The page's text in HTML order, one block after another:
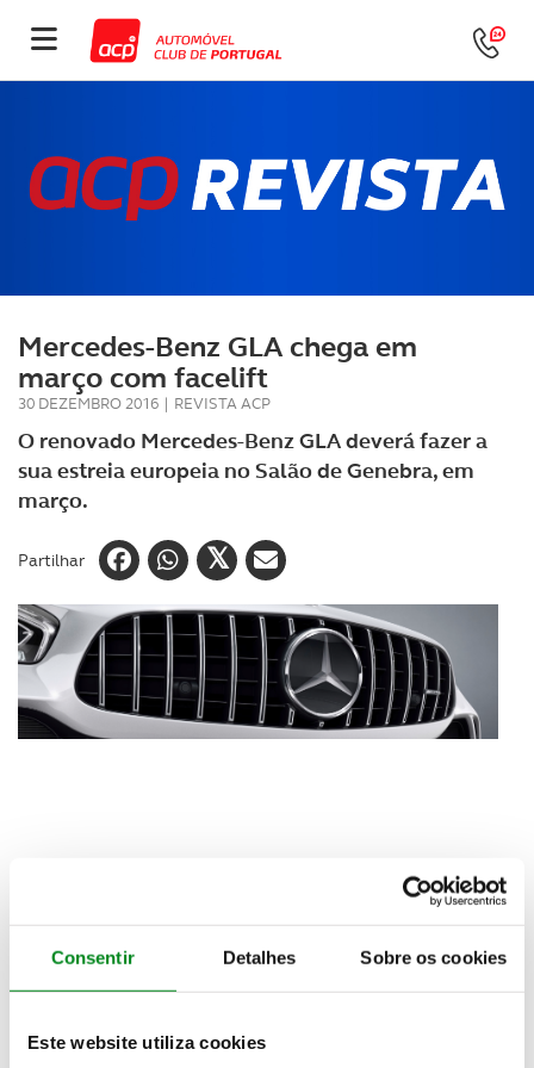
Consentir Detalhes Sobre os cookies
Este website utiliza cookies
Mercedes-Benz GLA chega em
março com facelift
30 DEZEMBRO 2016 | REVISTA ACP
O renovado Mercedes-Benz GLA deverá fazer a
sua estreia europeia no Salão de Genebra, em
março.
Partilhar
O renovado Mercedes-Benz GLA que deverá fazer a
sua estreia europeia no Salão de Genebra, em
março, para chegar pouco depois ao mercado
LED, para-choques redesenhados, novas jantes e